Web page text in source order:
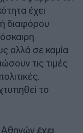
έχει
ή διαφόρου
αλλά σε καμία
τις τιμές
το
Αθηνών έχει